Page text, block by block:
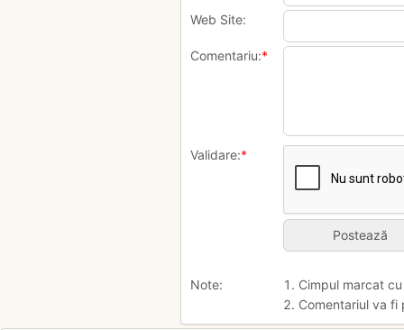
Web Site:
Comentariu:*
Validare:*
Note:
1. Cimpul marcat
2. Comentariul va